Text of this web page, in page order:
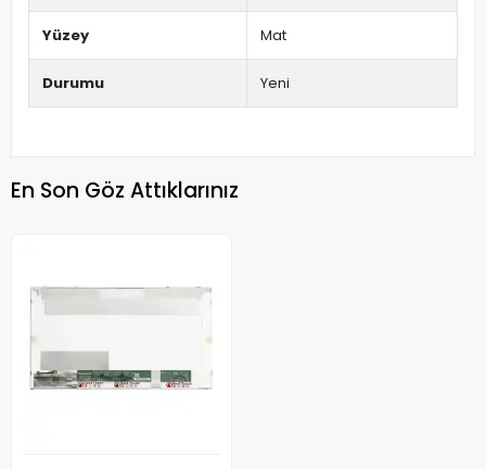
Yüzey Mat
Durumu Yeni
En Son Göz Attıklarınız